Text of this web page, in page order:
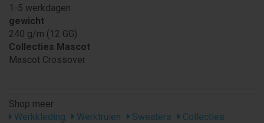
1-5 werkdagen
gewicht
240 g/m (12 GG)
Collecties Mascot
Mascot Crossover
Shop meer
Werkkleding
Werktruien Sweaters
Collecties